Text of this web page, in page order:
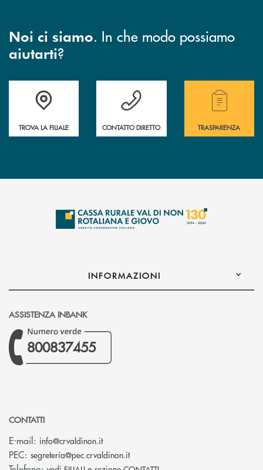
Noi ci siamo. In che modo possiamo
aiutarti?
Accedi all' elenco completo di indirizzo, telefono e mail delle nostre
TROVA LA FILIALE
Hai bisogno di assistenza immediata?
CONTATTO DIRETTO
Hai bisogno di
TRASPARENZA
INFORMAZIONI
ASSISTENZA INBANK
800837455
CONTATTI
E-mail: info@crvaldinon.it(si apre l’app di posta elettronica)
PEC: segreteria@pec.crvaldinon.it(si apre l’app di posta